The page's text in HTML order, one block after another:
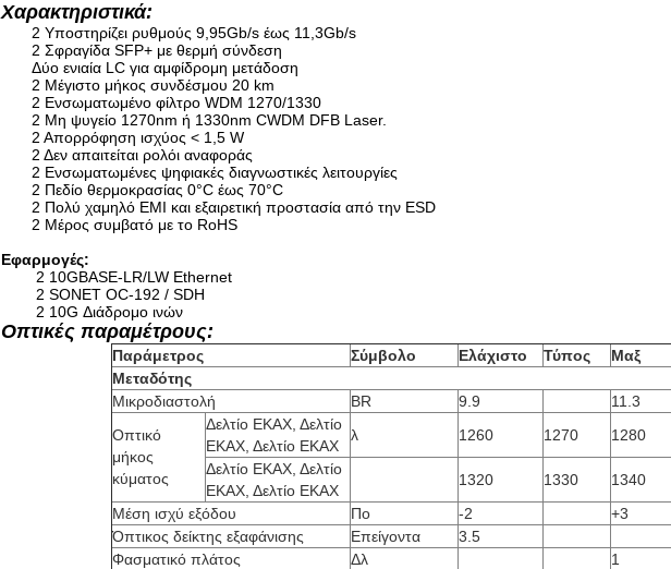
Χαρακτηριστικά:
2 Υποστηρίζει ρυθμούς 9,95Gb/s έως 11,3Gb/s
2 Σφραγίδα SFP+ με θερμή σύνδεση
Δύο ενιαία LC για αμφίδρομη μετάδοση
2 Μέγιστο μήκος συνδέσμου 20 km
2 Ενσωματωμένο φίλτρο WDM 1270/1330
2 Μη ψυγείο 1270nm ή 1330nm CWDM DFB Laser.
2 Απορρόφηση ισχύος < 1,5 W
2 Δεν απαιτείται ρολόι αναφοράς
2 Ενσωματωμένες ψηφιακές διαγνωστικές λειτουργίες
2 Πεδίο θερμοκρασίας 0°C έως 70°C
2 Πολύ χαμηλό EMI και εξαιρετική προστασία από την ESD
2 Μέρος συμβατό με το RoHS
Εφαρμογές:
2 10GBASE-LR/LW Ethernet
2 SONET OC-192 / SDH
2 10G Διάδρομο ινών
Οπτικές παραμέτρους:
Παράμετρος Σύμβολο Ελάχιστο Τύπος Μαξ
Μεταδότης
Μικροδιαστολή
BR 9.9 11.3
Οπτικό
μήκος
κύματος
Δελτίο ΕΚΑΧ, Δελτίο
ΕΚΑΧ, Δελτίο ΕΚΑΧ
λ 1260 1270
1280
Δελτίο ΕΚΑΧ, Δελτίο
ΕΚΑΧ, Δελτίο ΕΚΑΧ
1320 1330
1340
Μέση ισχύ εξόδου
Πο -2 +3
Όπτικος δείκτης εξαφάνισης
Επείγοντα 3.5
Φασματικό πλάτος
Δλ 1